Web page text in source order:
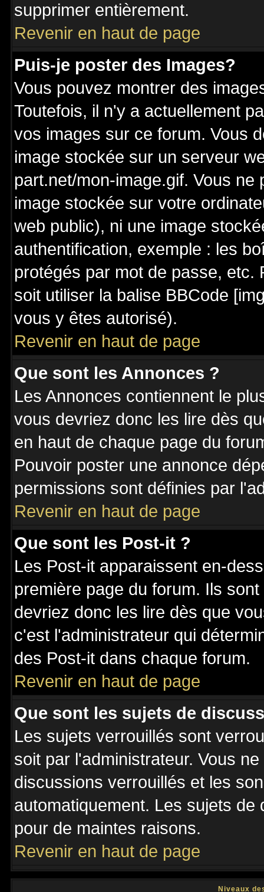
supprimer entièrement.
Revenir en haut de page
Puis-je poster des Images?
Vous pouvez montrer des
Toutefois, il n'y a actuellement
vos images sur ce forum. Vous
image stockée sur un serveur
part.net/mon-image.gif. Vous
image stockée sur votre
web public), ni une image
authentification, exemple : les
protégés par mot de passe, etc.
soit utiliser la balise BBCode
vous y êtes autorisé).
Revenir en haut de page
Que sont les Annonces ?
Les Annonces contiennent le
vous devriez donc les lire dès
en haut de chaque page du
Pouvoir poster une annonce
permissions sont définies par
Revenir en haut de page
Que sont les Post-it ?
Les Post-it apparaissent en-
première page du forum. Ils
devriez donc les lire dès que
c'est l'administrateur qui
des Post-it dans chaque forum.
Revenir en haut de page
Que sont les sujets de
Les sujets verrouillés sont
soit par l'administrateur. Vous
discussions verrouillés et les
automatiquement. Les sujets
pour de maintes raisons.
Revenir en haut de page
Niveaux